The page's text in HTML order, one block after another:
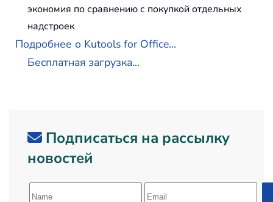
экономия по сравнению с покупкой отдельных
надстроек
Подробнее о Kutools for Office...
Бесплатная загрузка...
Подписаться на рассылку
новостей